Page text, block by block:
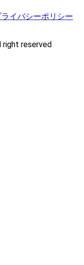
ライバシーポリシー
right reserved